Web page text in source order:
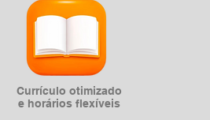
Currículo otimizado
e horários flexíveis